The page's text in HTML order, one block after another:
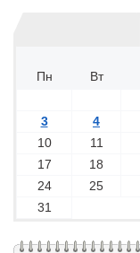
Пн
Вт
3
4
10
11
17
18
24
25
31